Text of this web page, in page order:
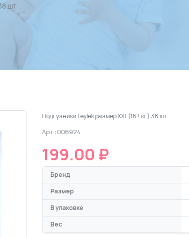
шт
Подгузники Leylеk размер XXL (16+ кг) 38 шт
Арт.: 006924
199.00 ₽
Бренд
Размер
В упаковке
Вес